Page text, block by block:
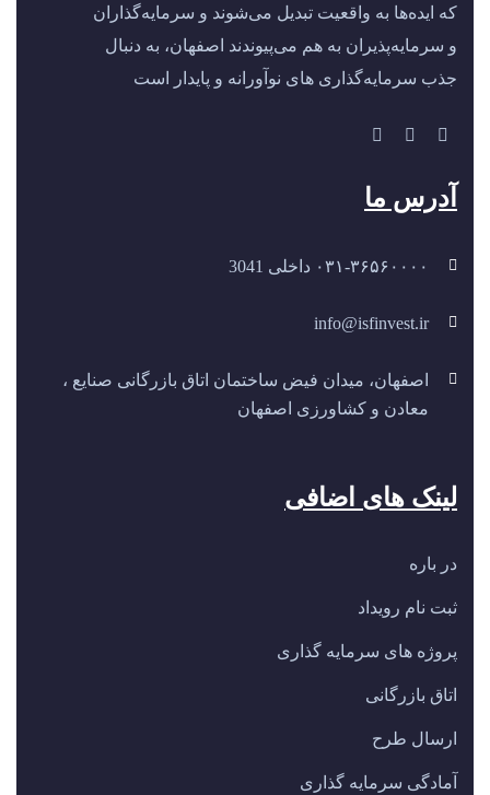
که ایده‌ها به واقعیت تبدیل می‌شوند و سرمایه‌گذاران
و سرمایه‌پذیران به هم می‌پیوندند اصفهان، به دنبال
جذب سرمایه‌گذاری‌ های نوآورانه و پایدار است
آدرس ما
۰۳۱-۳۶۵۶۰۰۰۰ داخلی 3041
info@isfinvest.ir
اصفهان، میدان فیض ساختمان اتاق بازرگانی صنایع ،
معادن و کشاورزی اصفهان
لینک های اضافی
در باره
ثبت نام رویداد
پروژه های سرمایه گذاری
اتاق بازرگانی
ارسال طرح
آمادگی سرمایه گذاری